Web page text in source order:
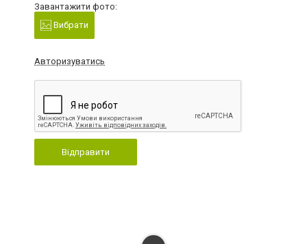
Завантажити фото:
Вибрати
Авторизуватись
Відправити